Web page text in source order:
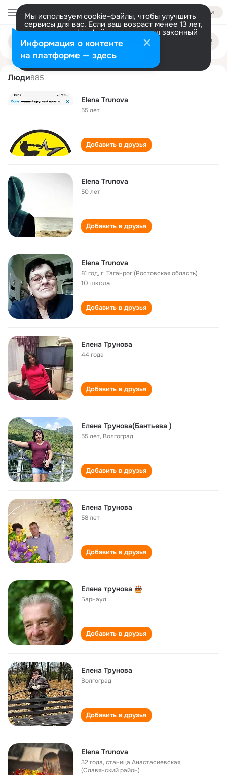
Войти
Мы используем cookie-файлы, чтобы улучшить
сервисы для вас. Если ваш возраст менее 13 лет,
настроить cookie-файлы должен ваш законный
представитель. Больше информации
Разрешить все Настроить
Поиск
людям
elena trunova
Люди885
Elena Trunova
55 лет
Добавить в друзья
Elena Trunova
50 лет
Добавить в друзья
Elena Trunova
81 год,г. Таганрог (Ростовская область)
10 школа
Добавить в друзья
Елена Трунова
44 года
Добавить в друзья
Елена Трунова(Бантьева )
55 лет, Волгоград
Добавить в друзья
Елена Трунова
58 лет
Добавить в друзья
Елена трунова
Барнаул
Добавить в друзья
Елена Трунова
Волгоград
Добавить в друзья
Elena Trunova
32 года,станица Анастасиевская
(Славянский район)
Информация о контенте
на платформе — здесь